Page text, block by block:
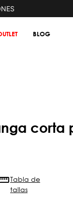
BLOG
corta
Tabla de
tallas